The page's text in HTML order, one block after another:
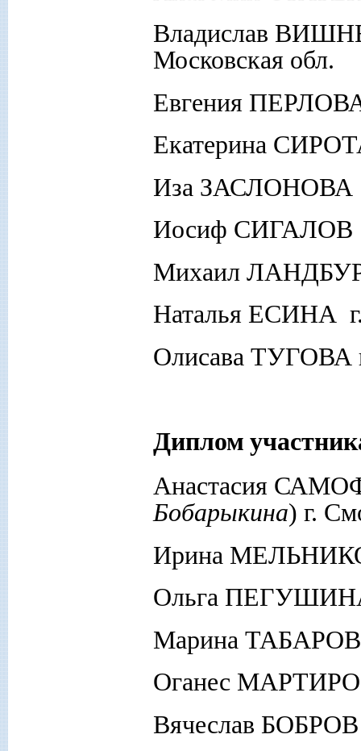
Владислав
Московская обл.
Евгения
Екатерина
Иза ЗАСЛОНОВА
Иосиф СИГАЛОВ
Михаил
Наталья ЕСИНА
Олисава ТУГОВА
Диплом
Анастасия
Бобарыкина) г.
Ирина
Ольга ПЕГУШИНА
Марина
Оганес
Вячеслав БОБРОВ